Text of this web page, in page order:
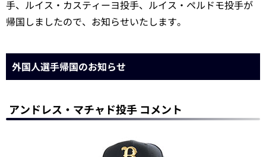
手、ルイス・カスティーヨ投手、ルイス・ペルドモ投手が
帰国しましたので、お知らせいたします。
外国人選手帰国のお知らせ
アンドレス・マチャド投手 コメント